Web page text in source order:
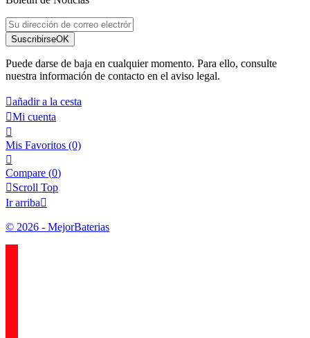
SuscribirseOK
Puede darse de baja en cualquier momento. Para ello, consulte
nuestra información de contacto en el aviso legal.
añadir a la cesta
Mi cuenta

Mis Favoritos (0)

Compare (0)
Scroll Top
Ir arriba
© 2026 - MejorBaterias